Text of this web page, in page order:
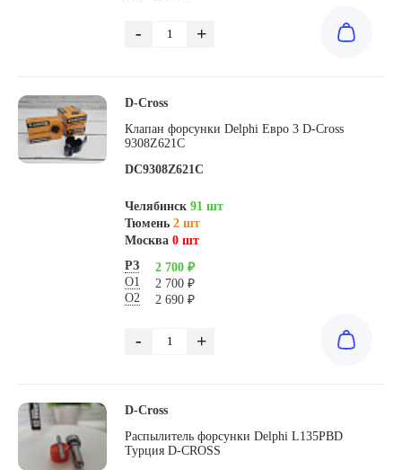
- +
D-Cross
Клапан форсунки Delphi Евро 3 D-Cross
9308Z621C
DC9308Z621C
Челябинск 91 шт
Тюмень 2 шт
Москва 0 шт
РЗ
2 700 ₽
О1
2 700 ₽
О2
2 690 ₽
- +
D-Cross
Распылитель форсунки Delphi L135PBD
Турция D-CROSS